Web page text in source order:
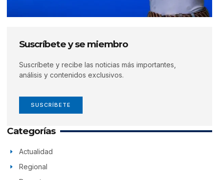
Suscríbete y se miembro
Suscríbete y recibe las noticias más importantes,
análisis y contenidos exclusivos.
SUSCRÍBETE
Categorías
Actualidad
Regional